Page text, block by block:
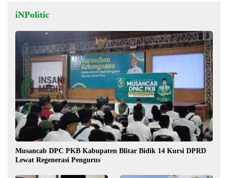
iNPolitic
Musancab DPC PKB Kabupaten Blitar Bidik 14 Kursi DPRD
Lewat Regenerasi Pengurus